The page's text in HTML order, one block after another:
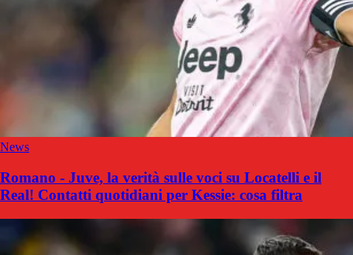
News
Romano - Juve, la verità sulle voci su Locatelli e il
Real! Contatti quotidiani per Kessie: cosa filtra